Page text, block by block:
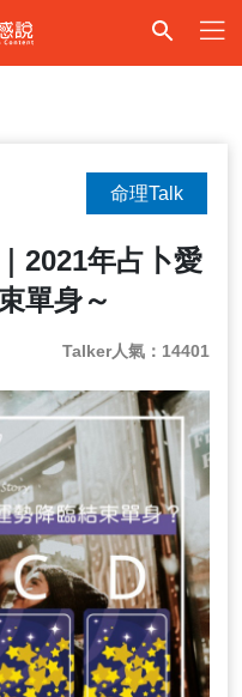
2021年占卜愛
單身～
命理Talk
Talker人氣：14401